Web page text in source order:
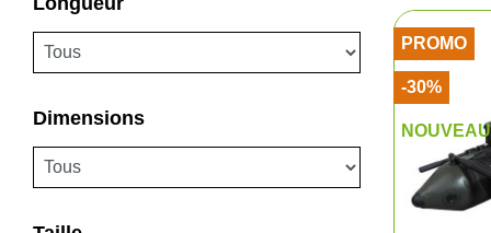
Dimensions
PROMO
-30%